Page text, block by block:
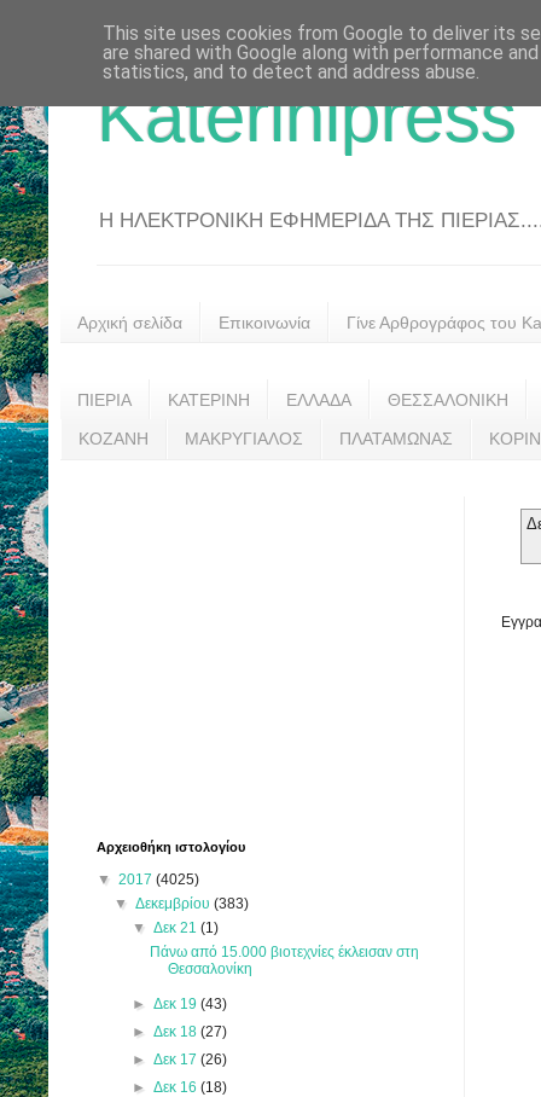
Katerinipress
Η ΗΛΕΚΤΡΟΝΙΚΗ ΕΦΗΜΕΡΙΔΑ ΤΗΣ
Αρχική σελίδα Επικοινωνία Γίνε Αρθρογράφος του
ΠΙΕΡΙΑ ΚΑΤΕΡΙΝΗ ΕΛΛΑΔΑ ΘΕΣΣΑΛΟΝΙΚΗ
ΚΟΖΑΝΗ ΜΑΚΡΥΓΙΑΛΟΣ ΠΛΑΤΑΜΩΝΑΣ
Αρχειοθήκη ιστολογίου
▼ 2017 (4025)
▼Δεκεμβρίου(383)
▼ Δεκ 21 (1)
Πάνω από 15.000 βιοτεχνίες έκλεισαν στη
Θεσσαλονίκη
► Δεκ 19 (43)
► Δεκ 18 (27)
► Δεκ 17 (26)
► Δεκ 16 (18)
This site uses cookies from Google to deliver its
are shared with Google along with performance
statistics, and to detect and address abuse.